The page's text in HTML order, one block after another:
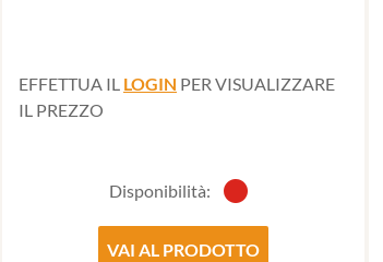
EFFETTUA IL LOGIN PER VISUALIZZARE
IL PREZZO
Disponibilità:
VAI AL PRODOTTO